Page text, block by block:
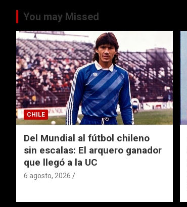
You may Missed
CHILE
Del Mundial al fútbol chileno
sin escalas: El arquero ganador
que llegó a la UC
6 agosto, 2026